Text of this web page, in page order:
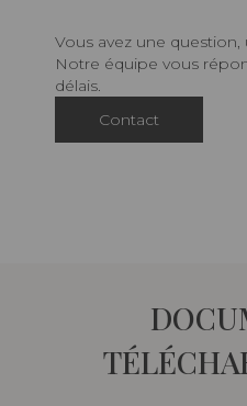
Vous avez une
Notre équipe vous
délais.
Contact